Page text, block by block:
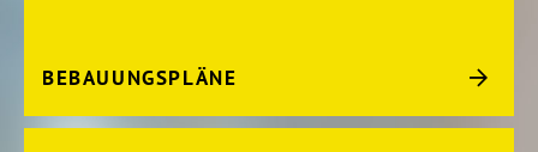
BEBAUUNGSPLÄNE